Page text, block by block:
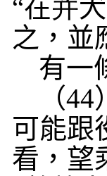
“在并
之，並
有一
（44
可能跟
看，望